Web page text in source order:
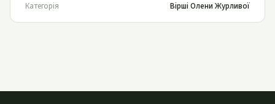
Категорія Вірші Олени Журливої